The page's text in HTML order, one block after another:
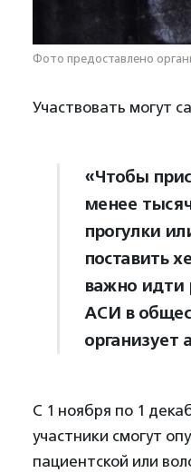
Фото предоставлено
Участвовать могут
«Чтобы
менее
прогулки
поставить
важно идти
АСИ в
организует
С 1 ноября по 1
участники смогут
пациентской или